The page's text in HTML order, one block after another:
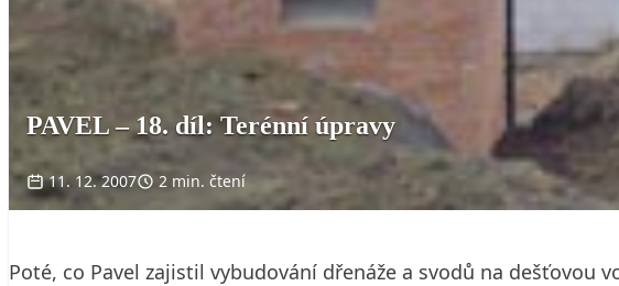
PAVEL – 18. díl: Terénní úpravy
11. 12. 2007 2 min. čtení
Poté, co Pavel zajistil vybudování dřenáže a svodů na